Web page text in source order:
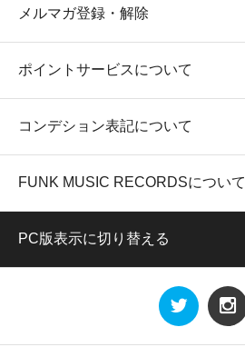
メルマガ登録・解除
ポイントサービスについて
コンデション表記について
FUNK MUSIC RECORDSについて
PC版表示に切り替える